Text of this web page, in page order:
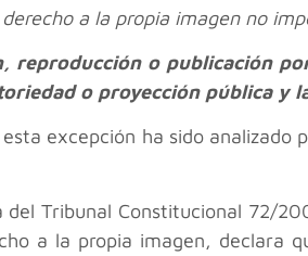
a la propia imagen no
reproducción o publicación
o proyección pública y
esta excepción ha sido
del Tribunal Constitucional 72/
a la propia imagen, declara